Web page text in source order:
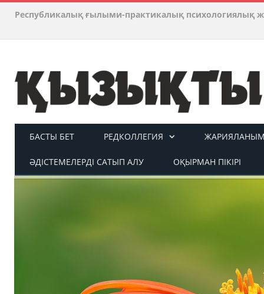
Республикалық ғылыми-практикалық психологиялық
БАСТЫ БЕТ РЕДКОЛЛЕГИЯ ЖАРИЯЛАНЫМ
ӘДІСТЕМЕЛЕРДІ САТЫП АЛУ ОҚЫРМАН ПІКІРІ